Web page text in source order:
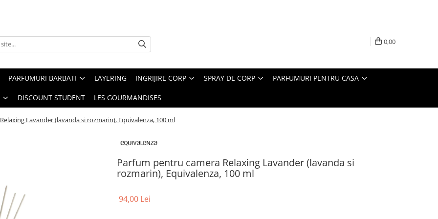
0,00
PARFUMURI BARBATI LAYERING INGRIJIRE CORP SPRAY DE CORP PARFUMURI PENTRU CASA
DISCOUNT STUDENT LES GOURMANDISES
Lavander (lavanda si rozmarin), Equivalenza, 100 ml
Parfum pentru camera Relaxing Lavander (lavanda si
rozmarin), Equivalenza, 100 ml
94,00 Lei